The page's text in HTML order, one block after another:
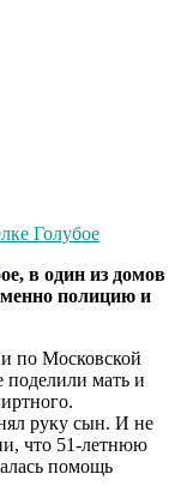
в один из домов
полицию и
по Московской
поделили мать и
руку сын. И не
что 51-летнюю
помощь